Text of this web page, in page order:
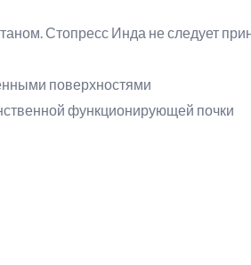
Стопресс Инда не следует
поверхностями
функционирующей почки